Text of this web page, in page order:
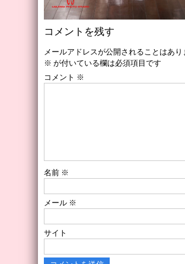
コメントを残す
メールアドレスが公開されることはあり
※ が付いている欄は必須項目です
コメント ※
名前 ※
メール ※
サイト